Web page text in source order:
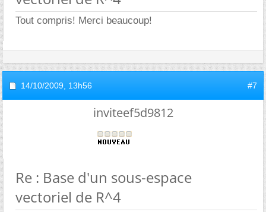
Tout compris! Merci beaucoup!
14/10/2009, 13h56 #7
inviteef5d9812
Re : Base d'un sous-espace
vectoriel de R^4